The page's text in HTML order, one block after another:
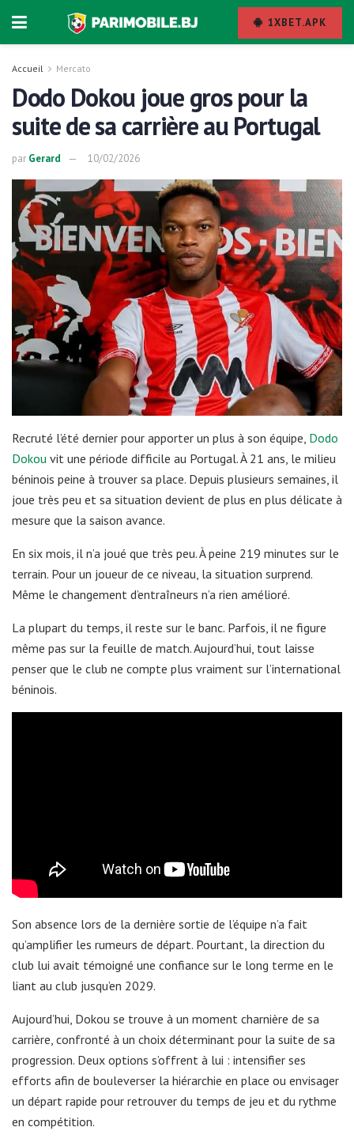
1XBET.APK
Accueil Mercato
Dodo Dokou joue gros pour la
suite de sa carrière au Portugal
par Gerard 10/02/2026
Recruté l’été dernier pour apporter un plus à son équipe, Dodo
Dokou vit une période difficile au Portugal. À 21 ans, le milieu
béninois peine à trouver sa place. Depuis plusieurs semaines, il
joue très peu et sa situation devient de plus en plus délicate à
mesure que la saison avance.
En six mois, il n’a joué que très peu. À peine 219 minutes sur le
terrain. Pour un joueur de ce niveau, la situation surprend.
Même le changement d’entraîneurs n’a rien amélioré.
La plupart du temps, il reste sur le banc. Parfois, il ne figure
même pas sur la feuille de match. Aujourd’hui, tout laisse
penser que le club ne compte plus vraiment sur l’international
béninois.
Son absence lors de la dernière sortie de l’équipe n’a fait
qu’amplifier les rumeurs de départ. Pourtant, la direction du
club lui avait témoigné une confiance sur le long terme en le
liant au club jusqu’en 2029.
Aujourd’hui, Dokou se trouve à un moment charnière de sa
carrière, confronté à un choix déterminant pour la suite de sa
progression. Deux options s’offrent à lui : intensifier ses
efforts afin de bouleverser la hiérarchie en place ou envisager
un départ rapide pour retrouver du temps de jeu et du rythme
en compétition.